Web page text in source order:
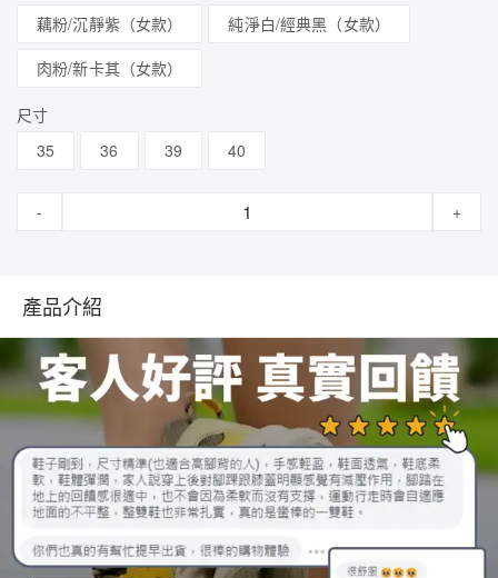
藕粉/沉靜紫（女款）
純淨白/經典黑（女款）
肉粉/新卡其（女款）
尺寸
35
36 39 40
- +
產品介紹